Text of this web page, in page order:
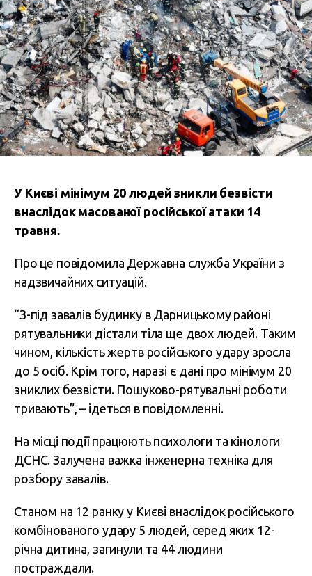
У Києві мінімум 20 людей зникли безвісти
внаслідок масованої російської атаки 14
травня.
Про це повідомила Державна служба України з
надзвичайних ситуацій.
“З-під завалів будинку в Дарницькому районі
рятувальники дістали тіла ще двох людей. Таким
чином, кількість жертв російського удару зросла
до 5 осіб. Крім того, наразі є дані про мінімум 20
зниклих безвісти. Пошуково-рятувальні роботи
тривають”, – ідеться в повідомленні.
На місці події працюють психологи та кінологи
ДСНС. Залучена важка інженерна техніка для
розбору завалів.
Станом на 12 ранку у Києві внаслідок російського
комбінованого удару 5 людей, серед яких 12-
річна дитина, загинули та 44 людини
постраждали.